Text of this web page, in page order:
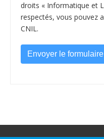
droits « Informatique et
respectés, vous pouvez
CNIL.
Envoyer le formulaire